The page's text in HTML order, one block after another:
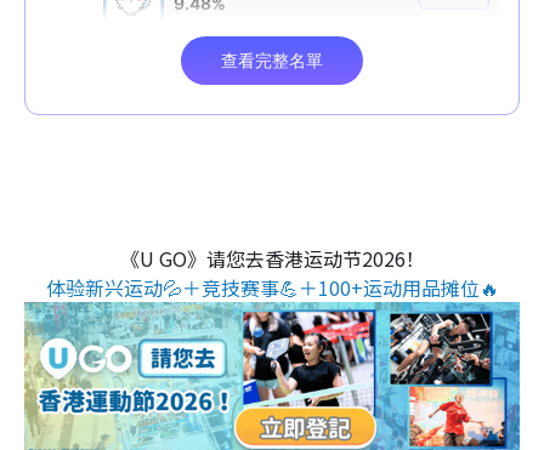
《U GO》请您去香港运动节2026！
体验新兴运动💦＋竞技赛事💪＋100+运动用品摊位🔥